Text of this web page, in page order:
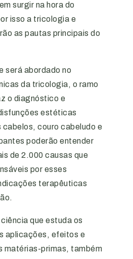
surgir na hora do
isso a tricologia e
as pautas principais do
será abordado no
da tricologia, o ramo
o diagnóstico e
estéticas
cabelos, couro cabeludo e
poderão entender
de 2.000 causas que
por esses
terapêuticas
que estuda os
aplicações, efeitos e
matérias-primas, também